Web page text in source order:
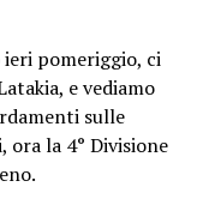
pomeriggio, ci
e vediamo
sulle
ora la 4° Divisione